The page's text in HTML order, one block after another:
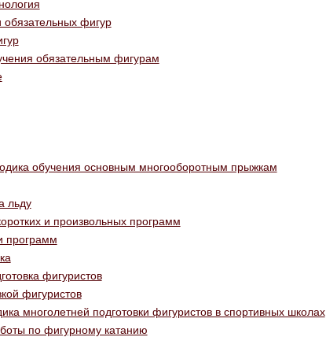
фигур
обязательным фигурам
обучения основным многооборотным прыжкам
льду
и произвольных программ
программ
фигуристов
фигуристов
многолетней подготовки фигуристов в спортивных школах
по фигурному катанию